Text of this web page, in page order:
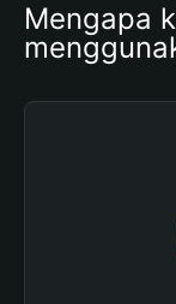
Mengapa